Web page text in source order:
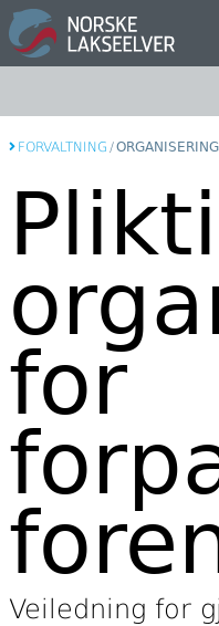
Hopp
til
hovedinnhold
FORVALTNING /ORGANISERING
for
Veiledning for